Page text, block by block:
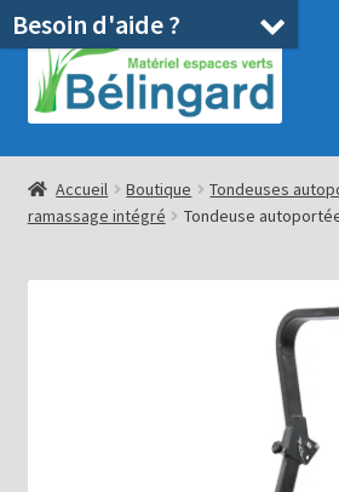
Aller
la
Aller
au
contenu
Accueil
Boutique
Location
Accueil Boutique Tondeuses
ramassage intégré
Tondeuse
Besoin d'aide ?